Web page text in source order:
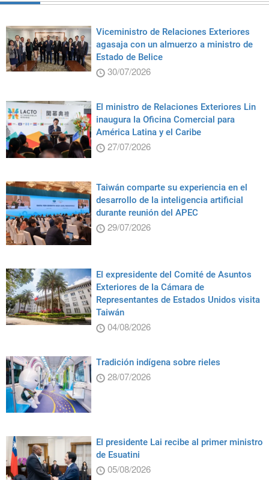
Viceministro de Relaciones Exteriores
agasaja con un almuerzo a ministro de
Estado de Belice
30/07/2026
El ministro de Relaciones Exteriores Lin
inaugura la Oficina Comercial para
América Latina y el Caribe
27/07/2026
Taiwán comparte su experiencia en el
desarrollo de la inteligencia artificial
durante reunión del APEC
29/07/2026
El expresidente del Comité de Asuntos
Exteriores de la Cámara de
Representantes de Estados Unidos visita
Taiwán
04/08/2026
Tradición indígena sobre rieles
28/07/2026
El presidente Lai recibe al primer ministro
de Esuatini
05/08/2026